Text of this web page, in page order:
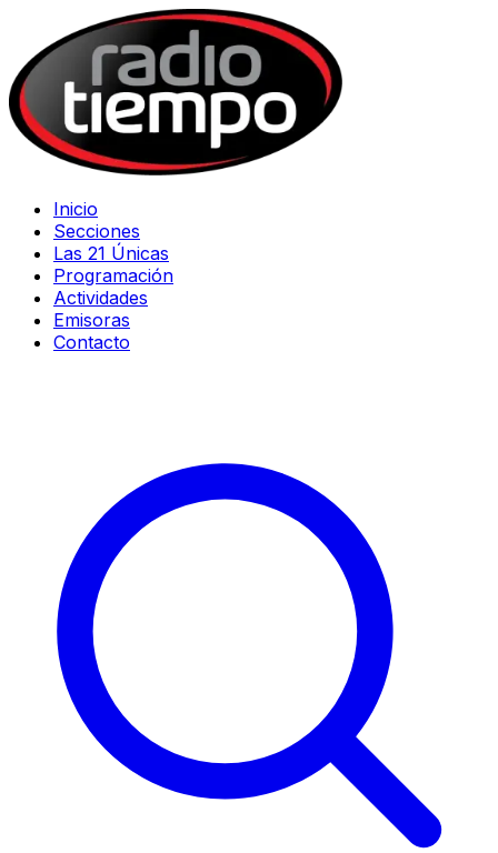
Inicio
Secciones
Las 21 Únicas
Programación
Actividades
Emisoras
Contacto